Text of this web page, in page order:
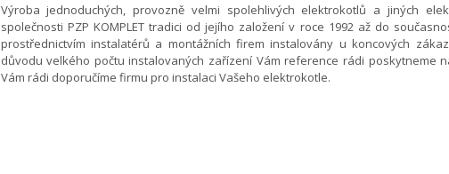
Výroba jednoduchých, provozně velmi spolehlivých elektrokotlů a jiných
společnosti PZP KOMPLET tradici od jejího založení v roce 1992 až do
prostřednictvím instalatérů a montážních firem instalovány u koncových
důvodu velkého počtu instalovaných zařízení Vám reference rádi poskytneme
Vám rádi doporučíme firmu pro instalaci Vašeho elektrokotle.